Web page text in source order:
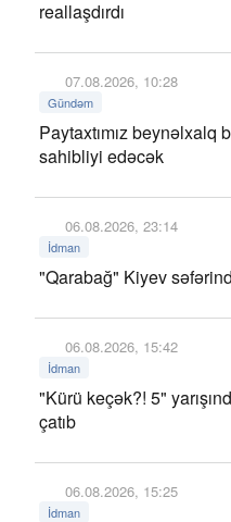
reallaşdırdı
07.08.2026, 10:28
Gündəm
Paytaxtımız beynəlxalq
sahibliyi edəcək
06.08.2026, 23:14
İdman
"Qarabağ" Kiyev
06.08.2026, 15:42
İdman
"Kürü keçək?! 5"
çatıb
06.08.2026, 15:25
İdman